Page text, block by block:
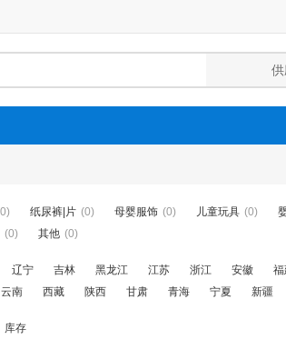
纸尿裤|片 (0) 母婴服饰 (0) 儿童玩具 (0)
(0) 其他 (0)
辽宁 吉林 黑龙江 江苏 浙江 安徽
云南 西藏 陕西 甘肃 青海 宁夏 新疆
库存